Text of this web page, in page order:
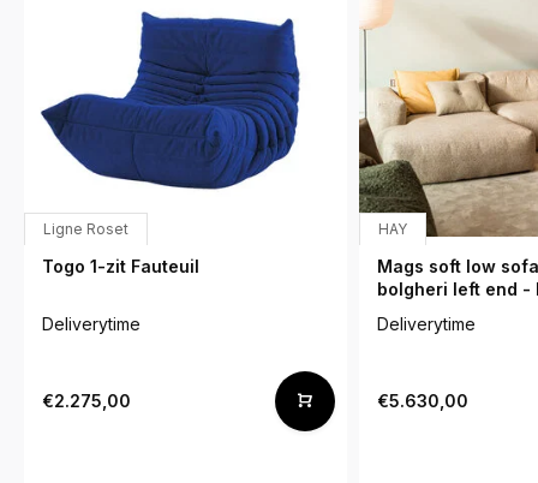
Ligne Roset
Togo 1-zit Fauteuil
Deliverytime
€2.275,00
HAY
Mags soft low
bolgheri left end -
Deliverytime
€5.630,00